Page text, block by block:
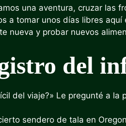
una aventura, cruzar las
a tomar unos días libres
nueva y probar nuevos
del
del viaje?» Le pregunté a la
sendero de tala en